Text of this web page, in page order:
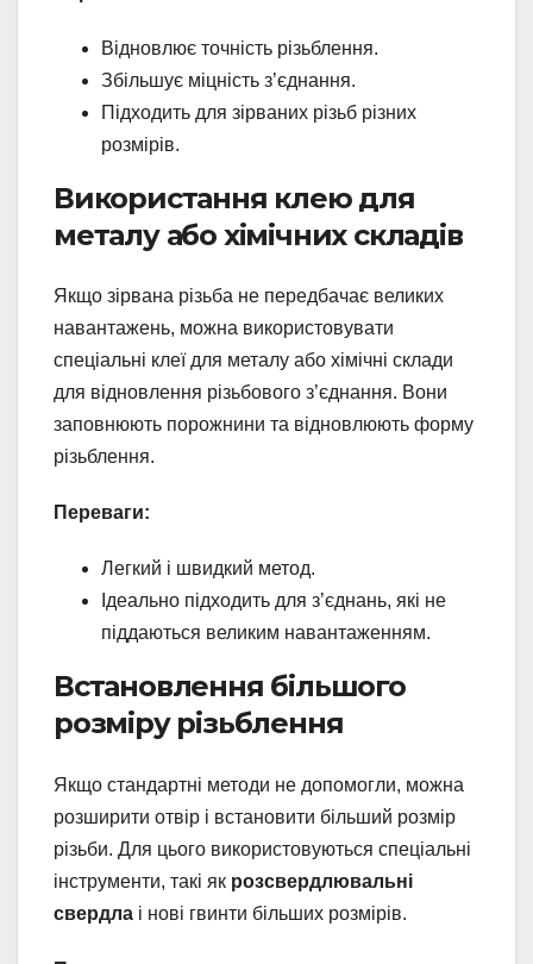
Відновлює точність різьблення.
Збільшує міцність з’єднання.
Підходить для зірваних різьб різних
розмірів.
Використання клею для
металу або хімічних складів
Якщо зірвана різьба не передбачає великих
навантажень, можна використовувати
спеціальні клеї для металу або хімічні склади
для відновлення різьбового з’єднання. Вони
заповнюють порожнини та відновлюють форму
різьблення.
Переваги:
Легкий і швидкий метод.
Ідеально підходить для з’єднань, які не
піддаються великим навантаженням.
Встановлення більшого
розміру різьблення
Якщо стандартні методи не допомогли, можна
розширити отвір і встановити більший розмір
різьби. Для цього використовуються спеціальні
інструменти, такі як розсвердлювальні
свердла і нові гвинти більших розмірів.